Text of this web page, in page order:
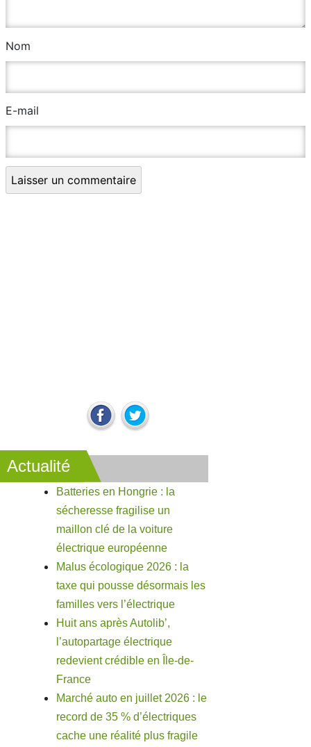
Nom
E-mail
Actualité
Batteries en Hongrie : la
sécheresse fragilise un
maillon clé de la voiture
électrique européenne
Malus écologique 2026 : la
taxe qui pousse désormais les
familles vers l’électrique
Huit ans après Autolib’,
l’autopartage électrique
redevient crédible en Île-de-
France
Marché auto en juillet 2026 : le
record de 35 % d’électriques
cache une réalité plus fragile